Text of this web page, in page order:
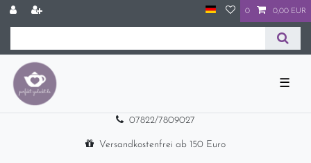
0 0,00 EUR
☰
07822/7809027
Versandkostenfrei ab 150 Euro